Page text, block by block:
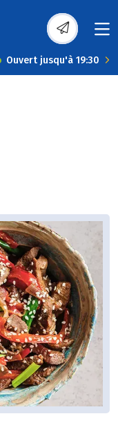
Ouvert jusqu'à 19:30